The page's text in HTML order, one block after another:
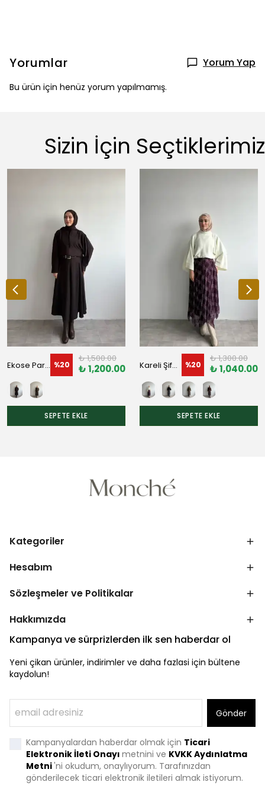
Yorumlar Yorum Yap
Bu ürün için henüz yorum yapılmamış.
Sizin İçin Seçtiklerimiz
Ekose Parçalı Etek %20
₺ 1,500.00
₺ 1,200.00
SEPETE EKLE
Kareli Şifon Etek %20
₺ 1,300.00
₺ 1,040.00
SEPETE EKLE
Kategoriler
Hesabım
Sözleşmeler ve Politikalar
Hakkımızda
Kampanya ve sürprizlerden ilk sen haberdar ol
Yeni çikan ürünler, indirimler ve daha fazlasi için bültene
kaydolun!
Gönder
Kampanyalardan haberdar olmak için Ticari
Elektronik İleti Onayı metnini ve KVKK Aydınlatma
Metni'ni okudum, onaylıyorum. Tarafınızdan
gönderilecek ticari elektronik iletileri almak istiyorum.